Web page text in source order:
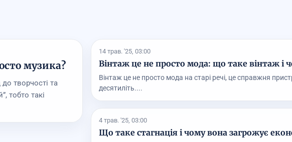
музика?
творчості та
тобто такі
14 трав. '25, 03:00
Вінтаж це не просто мода: що таке вінтаж і
Вінтаж це не просто мода на старі речі, це справжня
десятиліть....
4 трав. '25, 03:00
Що таке стагнація і чому вона загрожує